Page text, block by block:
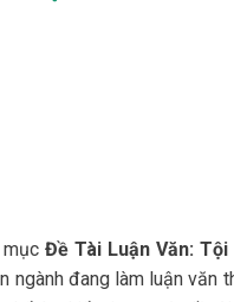
mụcĐề Tài Luận Văn:
ngành đang làm luận văn